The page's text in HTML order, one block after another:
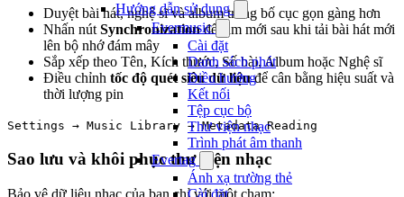
Hướng dẫn sử dụng
Evermusic
Cài đặt
Danh sách phát
Điều hướng
Kết nối
Tệp cục bộ
Thư viện nhạc
Trình phát âm thanh
Evertag
Ánh xạ trường thẻ
Cài đặt
Duyệt bài hát, nghệ sĩ và album trong bố cục gọn gàng hơn
Nhấn nút Synchronizationđể làm mới sau khi tải bài hát mới
lên bộ nhớ đám mây
Sắp xếp theo Tên, Kích thước, Số bài, Album hoặc Nghệ sĩ
Điều chỉnh tốc độ quét siêu dữ liệuđể cân bằng hiệu suất và
thời lượng pin
Settings → Music Library → Metadata Reading
Sao lưu và khôi phục thư viện nhạc
Bảo vệ dữ liệu nhạc của bạn chỉ với một chạm: